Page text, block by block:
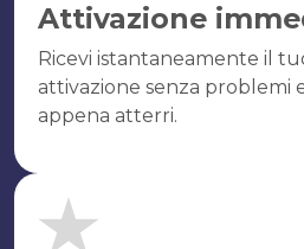
Attivazione
Ricevi istantaneamente il
attivazione senza problemi
appena atterri.